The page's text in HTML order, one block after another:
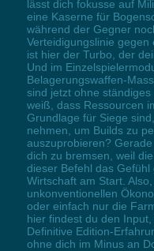
lässt dich fokusse auf
eine Kaserne für
während der Gegner
Verteidigungslinie
ist hier der Turbo, der
Und im
Belagerungswaffen-
sind jetzt ohne
weiß, dass Ressourcen
Grundlage für Siege
nehmen, um Builds zu
auszuprobieren?
dich zu bremsen, weil
dieser Befehl das
Wirtschaft am Start.
unkonventionellen
oder einfach nur die
hier findest du den
Definitive Edition-
ohne dich im Minus an